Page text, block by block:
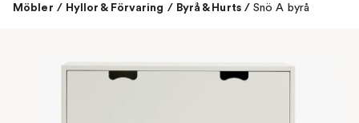
Möbler / Hyllor & Förvaring / Byrå & Hurts / Snö A byrå